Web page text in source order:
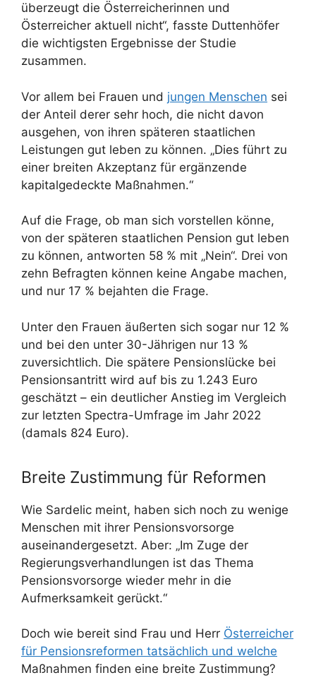
überzeugt die Österreicherinnen und
Österreicher aktuell nicht“, fasste Duttenhöfer
die wichtigsten Ergebnisse der Studie
zusammen.
Vor allem bei Frauen und jungen Menschen sei
der Anteil derer sehr hoch, die nicht davon
ausgehen, von ihren späteren staatlichen
Leistungen gut leben zu können. „Dies führt zu
einer breiten Akzeptanz für ergänzende
kapitalgedeckte Maßnahmen.“
Auf die Frage, ob man sich vorstellen könne,
von der späteren staatlichen Pension gut leben
zu können, antworten 58 % mit „Nein“. Drei von
zehn Befragten können keine Angabe machen,
und nur 17 % bejahten die Frage.
Unter den Frauen äußerten sich sogar nur 12 %
und bei den unter 30-Jährigen nur 13 %
zuversichtlich. Die spätere Pensionslücke bei
Pensionsantritt wird auf bis zu 1.243 Euro
geschätzt – ein deutlicher Anstieg im Vergleich
zur letzten Spectra-Umfrage im Jahr 2022
(damals 824 Euro).
Breite Zustimmung für Reformen
Wie Sardelic meint, haben sich noch zu wenige
Menschen mit ihrer Pensionsvorsorge
auseinandergesetzt. Aber: „Im Zuge der
Regierungsverhandlungen ist das Thema
Pensionsvorsorge wieder mehr in die
Aufmerksamkeit gerückt.“
Doch wie bereit sind Frau und Herr Österreicher
für Pensionsreformen tatsächlich und welche
Maßnahmen finden eine breite Zustimmung?